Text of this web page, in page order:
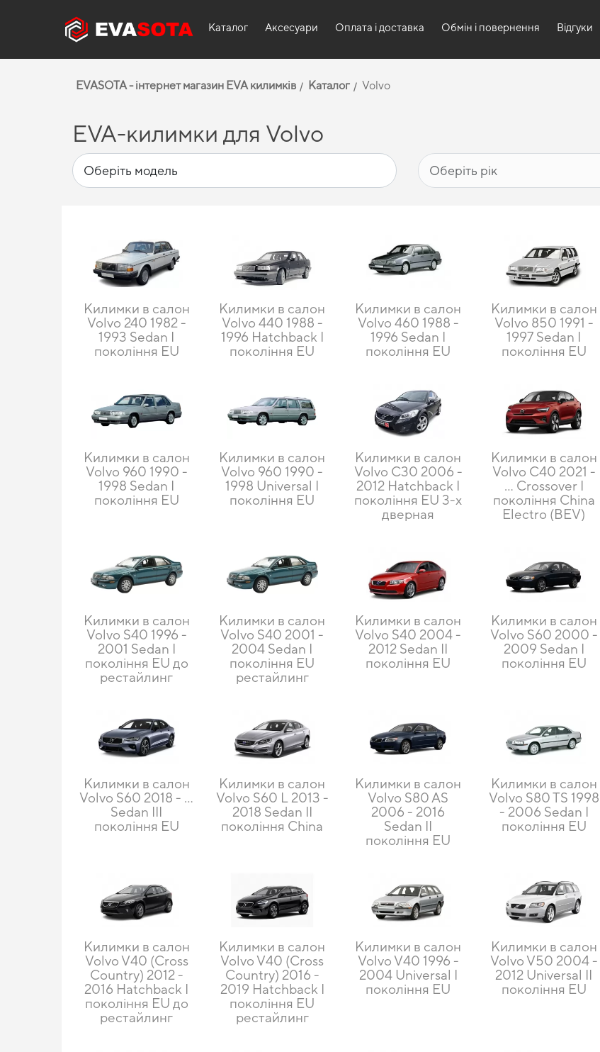
Каталог Аксесуари Оплата і доставка Обмін і повернення Відгуки
EVASOTA - інтернет магазин EVA килимків Каталог Volvo
EVA-килимки для Volvo
Килимки в салон
Volvo 240 1982 -
1993 Sedan I
покоління EU
Килимки в салон
Volvo 440 1988 -
1996 Hatchback I
покоління EU
Килимки в салон
Volvo 460 1988 -
1996 Sedan I
покоління EU
Килимки в салон
Volvo 850 1991 -
1997 Sedan I
покоління EU
Килимки в салон
Volvo 960 1990 -
1998 Sedan I
покоління EU
Килимки в салон
Volvo 960 1990 -
1998 Universal I
покоління EU
Килимки в салон
Volvo C30 2006 -
2012 Hatchback I
покоління EU 3-х
дверная
Килимки в салон
Volvo C40 2021 -
… Crossover I
покоління China
Electro (BEV)
Килимки в салон
Volvo S40 1996 -
2001 Sedan I
покоління EU до
рестайлинг
Килимки в салон
Volvo S40 2001 -
2004 Sedan I
покоління EU
рестайлинг
Килимки в салон
Volvo S40 2004 -
2012 Sedan II
покоління EU
Килимки в салон
Volvo S60 2000 -
2009 Sedan I
покоління EU
Килимки в салон
Volvo S60 2018 - …
Sedan III
покоління EU
Килимки в салон
Volvo S60 L 2013 -
2018 Sedan II
покоління China
Килимки в салон
Volvo S80 AS
2006 - 2016
Sedan II
покоління EU
Килимки в салон
Volvo S80 TS 1998
- 2006 Sedan I
покоління EU
Килимки в салон
Volvo V40 (Cross
Country) 2012 -
2016 Hatchback I
покоління EU до
рестайлинг
Килимки в салон
Volvo V40 (Cross
Country) 2016 -
2019 Hatchback I
покоління EU
рестайлинг
Килимки в салон
Volvo V40 1996 -
2004 Universal I
покоління EU
Килимки в салон
Volvo V50 2004 -
2012 Universal II
покоління EU